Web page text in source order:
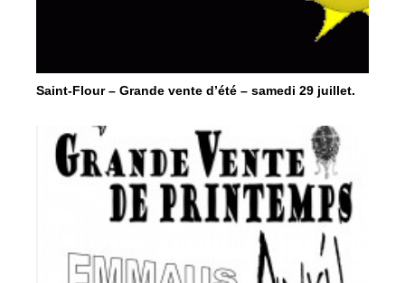
Saint-Flour – Grande vente d’été – samedi 29 juillet.